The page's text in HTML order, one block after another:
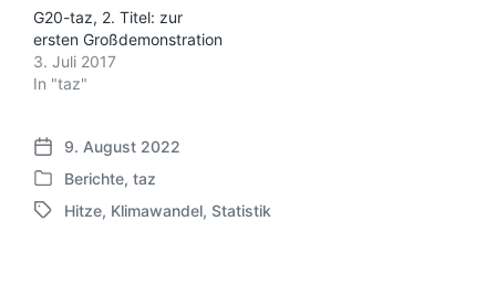
G20-taz, 2. Titel: zur
ersten Großdemonstration
3. Juli 2017
In "taz"
V
e
r
9. August 2022
V
e
Berichte, taz
S
Hitze, Klimawandel, Statistik